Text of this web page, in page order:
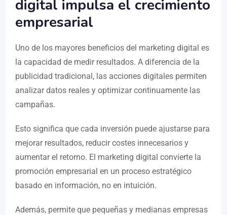
digital impulsa el crecimiento
empresarial
Uno de los mayores beneficios del marketing digital es
la capacidad de medir resultados. A diferencia de la
publicidad tradicional, las acciones digitales permiten
analizar datos reales y optimizar continuamente las
campañas.
Esto significa que cada inversión puede ajustarse para
mejorar resultados, reducir costes innecesarios y
aumentar el retorno. El marketing digital convierte la
promoción empresarial en un proceso estratégico
basado en información, no en intuición.
Además, permite que pequeñas y medianas empresas